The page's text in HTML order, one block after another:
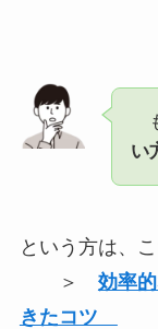
い
という方は、こ
＞ 効率
きたコツ